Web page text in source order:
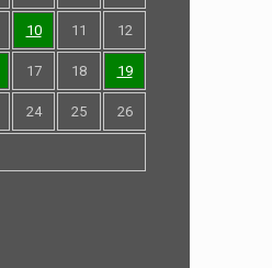
10 11 12
17 18 19
24 25 26